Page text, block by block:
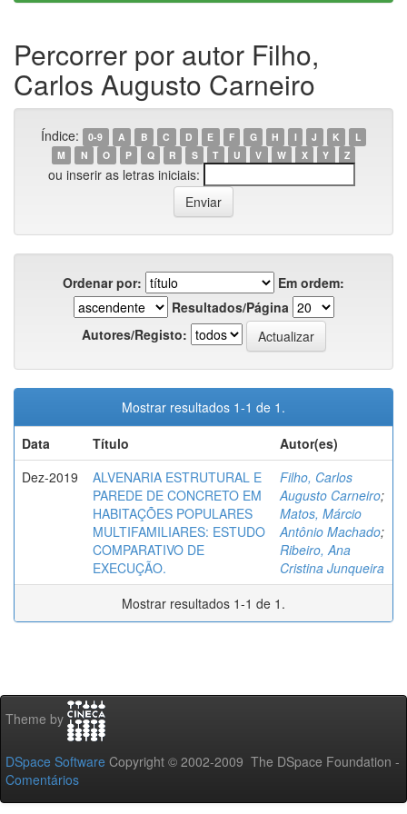
Percorrer por autor Filho,
Carlos Augusto Carneiro
Índice: 0-9 A B C D E F G H I J K
L
M
N O P Q R S T U V W X Y Z
ou inserir as letras iniciais:
Ordenar por:
Em ordem:
Resultados/Página
Autores/Registo:
Mostrar resultados 1-1 de 1.
Data
Título
Autor(es)
Dez-2019
ALVENARIA ESTRUTURAL E
PAREDE DE CONCRETO EM
HABITAÇÕES POPULARES
MULTIFAMILIARES: ESTUDO
COMPARATIVO DE
EXECUÇÃO.
Filho, Carlos
Augusto Carneiro;
Matos, Márcio
Antônio Machado;
Ribeiro, Ana
Cristina Junqueira
Mostrar resultados 1-1 de 1.
Theme by
DSpace Software Copyright © 2002-2009 The DSpace Foundation -
Comentários